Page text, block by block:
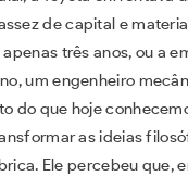
de capital e
três anos, ou a
um engenheiro
do que hoje
as ideias
Ele percebeu que,